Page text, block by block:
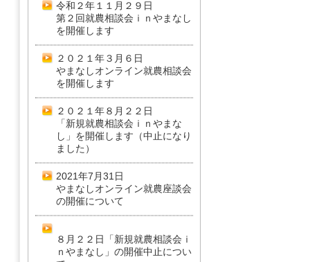
令和２年１１月２９日
第２回就農相談会ｉｎやまなし
を開催します
２０２１年３月６日
やまなしオンライン就農相談会
を開催します
２０２１年８月２２日
「新規就農相談会ｉｎやまな
し」を開催します（中止になり
ました）
2021年7月31日
やまなしオンライン就農座談会
の開催について
８月２２日「新規就農相談会ｉ
ｎやまなし」の開催中止につい